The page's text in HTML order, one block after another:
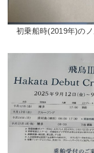
初乗船時(2019年)の